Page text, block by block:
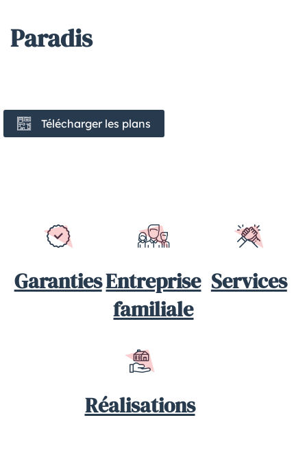
paradis
Télécharger les plans
GarantiesEntreprise
familiale
Services
Réalisations